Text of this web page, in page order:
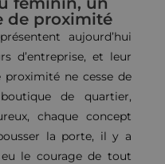
de proximité
aujourd’hui
d’entreprise, et leur
ne cesse de
de quartier,
chaque concept
la porte, il y a
le courage de tout